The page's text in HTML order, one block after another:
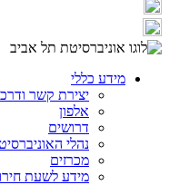
מידע כללי
יצירת קשר
אלפון
דרושים
נהלי
מכרזים
מידע לשעת